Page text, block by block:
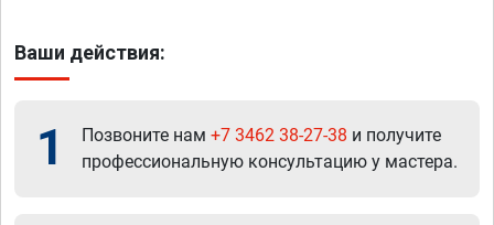
Ваши действия:
1 Позвоните нам +7 3462 38-27-38 и получите
профессиональную консультацию у мастера.